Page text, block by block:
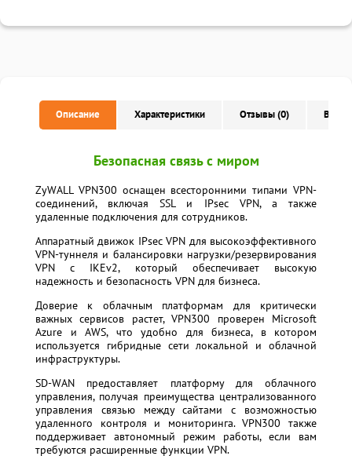
Описание Характеристики Отзывы (0)
Безопасная связьс миром
ZyWALL VPN300 оснащен всесторонними типами VPN-
соединений, включая SSL и IPsec VPN, а также
удаленные подключения для сотрудников.
Аппаратный движок IPsec VPN для высокоэффективного
VPN-туннеля и балансировки нагрузки/резервирования
VPN с IKEv2, который обеспечивает высокую
надежность и безопасность VPN для бизнеса.
Доверие к облачным платформам для критически
важных сервисов растет, VPN300 проверен Microsoft
Azure и AWS, что удобно для бизнеса, в котором
используется гибридные сети локальной и облачной
инфраструктуры.
SD-WAN предоставляет платформу для облачного
управления, получая преимущества централизованного
управления связью между сайтами с возможностью
удаленного контроля и мониторинга. VPN300 также
поддерживает автономный режим работы, если вам
требуются расширенные функции VPN.